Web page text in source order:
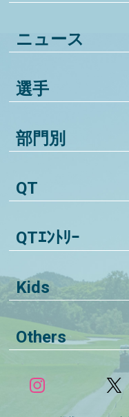
ニュース
選手
部門別
QT
QTｴﾝﾄﾘｰ
Kids
Others